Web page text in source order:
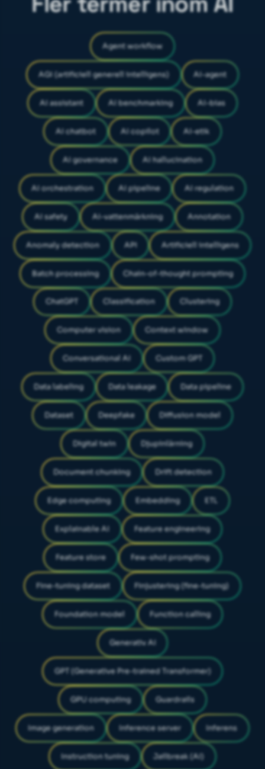
Agent workflow
AGI (artificiell generell intelligens) AI-agent
AI assistant AI benchmarking AI-bias
AI chatbot AI copilot AI-etik
AI governance AI hallucination
AI orchestration AI pipeline AI regulation
AI safety AI-vattenmärkning Annotation
Anomaly detection API Artificiell intelligens
Batch processing Chain-of-thought prompting
ChatGPT Classification Clustering
Computer vision Context window
Conversational AI Custom GPT
Data labeling Data leakage Data pipeline
Dataset Deepfake Diffusion model
Digital twin Djupinlärning
Document chunking Drift detection
Edge computing Embedding ETL
Explainable AI Feature engineering
Feature store Few-shot prompting
Fine-tuning dataset Finjustering (fine-tuning)
Foundation model Function calling
Generativ AI
GPT (Generative Pre-trained Transformer)
GPU computing Guardrails
Image generation Inference server Inferens
Instruction tuning Jailbreak (AI)